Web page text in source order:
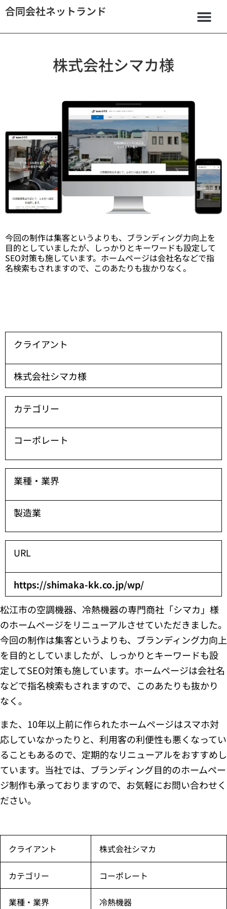
合同会社ネットランド
株式会社シマカ様
今回の制作は集客というよりも、ブランディング力向上を
目的としていましたが、しっかりとキーワードも設定して
SEO対策も施しています。ホームページは会社名などで指
名検索もされますので、このあたりも抜かりなく。
クライアント
株式会社シマカ様
カテゴリー
コーポレート
業種・業界
製造業
URL
https://shimaka-kk.co.jp/wp/
松江市の空調機器、冷熱機器の専門商社「シマカ」様
のホームページをリニューアルさせていただきました。
今回の制作は集客というよりも、ブランディング力向上
を目的としていましたが、しっかりとキーワードも設
定してSEO対策も施しています。ホームページは会社名
などで指名検索もされますので、このあたりも抜かり
なく。
また、10年以上前に作られたホームページはスマホ対
応していなかったりと、利用客の利便性も悪くなってい
ることもあるので、定期的なリニューアルをおすすめし
ています。当社では、ブランディング目的のホームペー
ジ制作も承っておりますので、お気軽にお問い合わせく
ださい。
クライアント 株式会社シマカ
カテゴリー コーポレート
業種・業界 冷熱機器